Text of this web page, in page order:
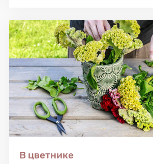
В цветнике